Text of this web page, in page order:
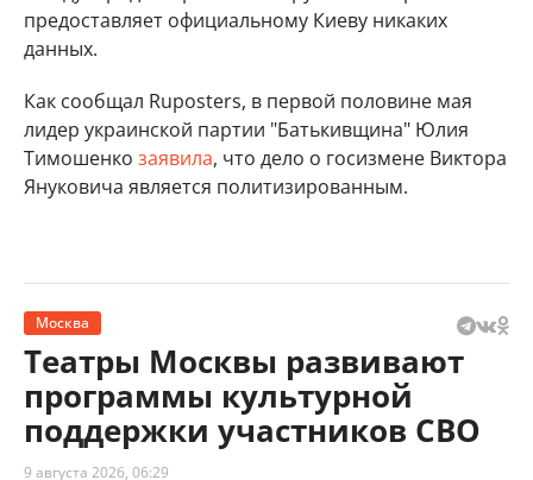
предоставляет официальному Киеву никаких
данных.
Как сообщал Ruposters, в первой половине мая
лидер украинской партии "Батькивщина" Юлия
Тимошенко заявила, что дело о госизмене Виктора
Януковича является политизированным.
Москва
Театры Москвы развивают
программы культурной
поддержки участников СВО
9 августа 2026, 06:29